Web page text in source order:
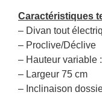
Caractéristiques
– Divan tout
– Proclive/Déclive
– Hauteur variable
– Largeur 75 cm
– Inclinaison